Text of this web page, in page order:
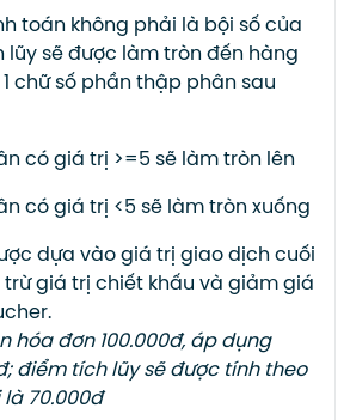
toán không phải là bội số của
lũy sẽ được làm tròn đến hàng
chữ số phần thập phân sau
có giá trị >=5 sẽ làm tròn lên
có giá trị <5 sẽ làm tròn xuống
dựa vào giá trị giao dịch cuối
giá trị chiết khấu và giảm giá
hóa đơn 100.000đ, áp dụng
điểm tích lũy sẽ được tính theo
70.000đ